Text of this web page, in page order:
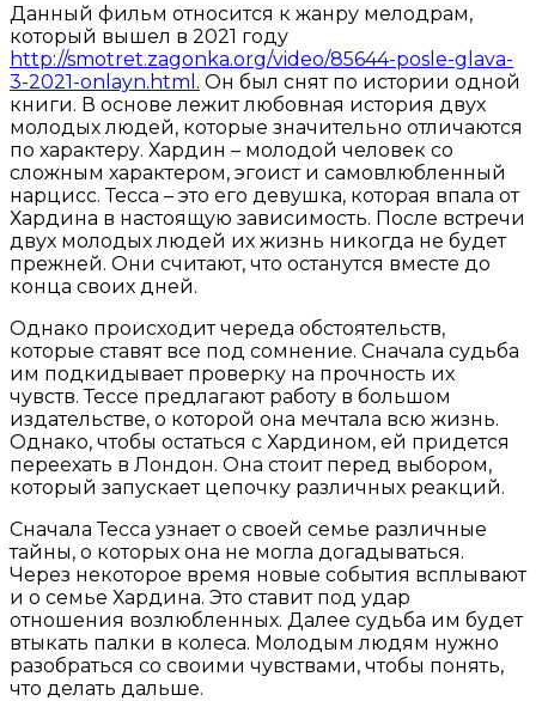
Данный фильм относится к жанру мелодрам,
который вышел в 2021 году
http://smotret.zagonka.org/video/85644-posle-glava-
3-2021-onlayn.html. Он был снят по истории одной
книги. В основе лежит любовная история двух
молодых людей, которые значительно отличаются
по характеру. Хардин – молодой человек со
сложным характером, эгоист и самовлюбленный
нарцисс. Тесса – это его девушка, которая впала от
Хардина в настоящую зависимость. После встречи
двух молодых людей их жизнь никогда не будет
прежней. Они считают, что останутся вместе до
конца своих дней.
Однако происходит череда обстоятельств,
которые ставят все под сомнение. Сначала судьба
им подкидывает проверку на прочность их
чувств. Тессе предлагают работу в большом
издательстве, о которой она мечтала всю жизнь.
Однако, чтобы остаться с Хардином, ей придется
переехать в Лондон. Она стоит перед выбором,
который запускает цепочку различных реакций.
Сначала Тесса узнает о своей семье различные
тайны, о которых она не могла догадываться.
Через некоторое время новые события всплывают
и о семье Хардина. Это ставит под удар
отношения возлюбленных. Далее судьба им будет
втыкать палки в колеса. Молодым людям нужно
разобраться со своими чувствами, чтобы понять,
что делать дальше.